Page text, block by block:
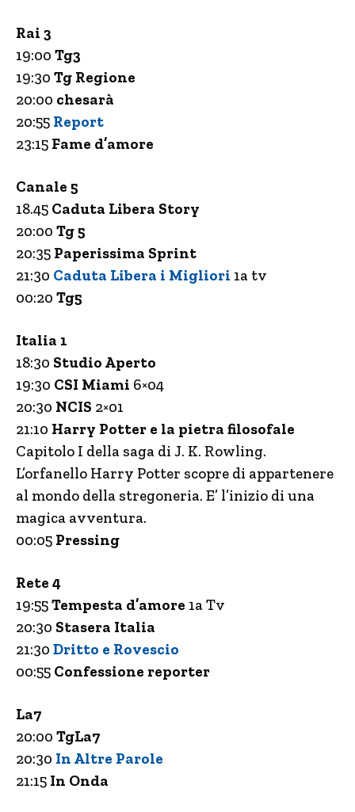
Rai 3
19:00 Tg3
19:30 Tg Regione
20:00 chesarà
20:55 Report
23:15 Fame d’amore
Canale 5
18.45 Caduta Libera Story
20:00 Tg 5
20:35 Paperissima Sprint
21:30 Caduta Libera i Migliori 1a tv
00:20 Tg5
Italia 1
18:30 Studio Aperto
19:30 CSI Miami 6×04
20:30 NCIS 2×01
21:10 Harry Potter e la pietra filosofale
Capitolo I della saga di J. K. Rowling.
L’orfanello Harry Potter scopre di appartenere
al mondo della stregoneria. E’ l’inizio di una
magica avventura.
00:05 Pressing
Rete 4
19:55Tempesta d’amore 1a Tv
20:30 Stasera Italia
21:30 Dritto e Rovescio
00:55 Confessione reporter
La7
20:00 TgLa7
20:30 In Altre Parole
21:15 In Onda